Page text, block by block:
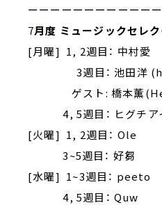
ーーーーーーーーーーー
7月度 ミュージックセレ
[月曜] 1, 2週目： 中村愛
3週目： 池田洋
ゲスト: 橋本薫
4, 5週目： ヒグチア
[火曜] 1, 2週目： Ole
3~5週目： 好芻
[水曜] 1~3週目： peeto
4, 5週目： Quw